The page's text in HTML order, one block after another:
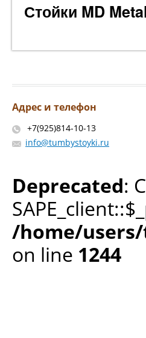
Стойки MD
Адрес и телефон
+7(925)814-10-13
info@tumbystoyki.ru
Deprecated:
/home/
on line 1244